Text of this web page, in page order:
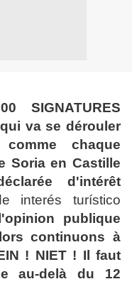
SIGNATURES
va se dérouler
chaque
Soria en Castille
d'intérêt
interés turístico
publique
continuons à
! NIET ! Il faut
au-delà du 12